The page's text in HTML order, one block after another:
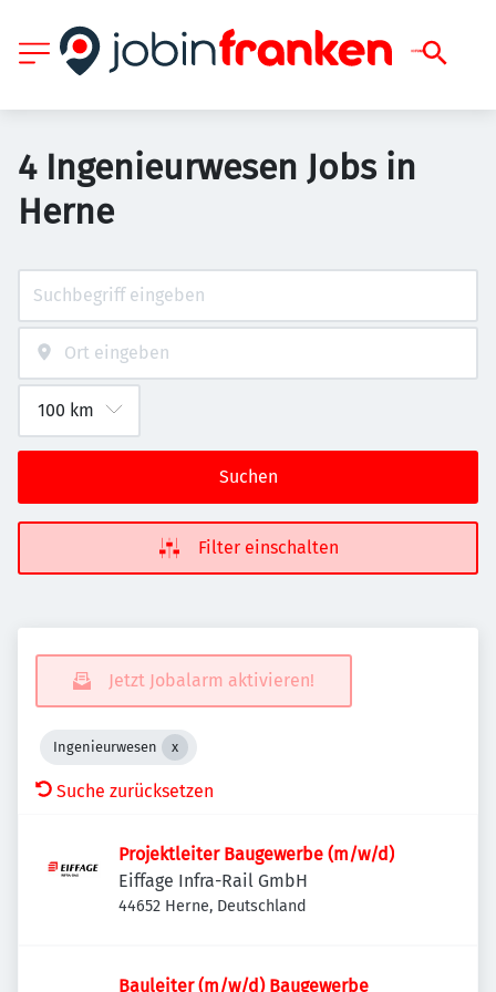
4 Ingenieurwesen Jobs in
Herne
Suchen
Filter einschalten
Jetzt Jobalarm aktivieren!
Ingenieurwesen
Suche zurücksetzen
Projektleiter Baugewerbe (m/w/d)
Eiffage Infra-Rail GmbH
44652 Herne, Deutschland
Bauleiter (m/w/d) Baugewerbe